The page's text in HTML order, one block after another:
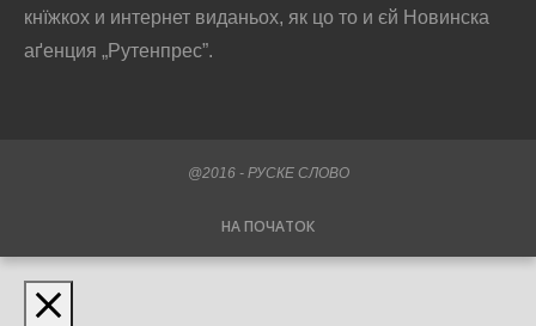
кнїжкох и интернет виданьох, як цо то и єй Новинска
аґенция „Рутенпрес”.
@2016 - РУСКЕ СЛОВО
НА ПОЧАТОК